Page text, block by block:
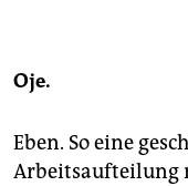
Oje.
Eben. So eine
Arbeitsaufteilung